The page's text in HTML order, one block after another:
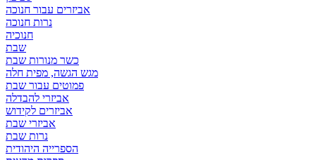
אביזרים עבור חנוכה
נרות חנוכה
חנוכיה
שבת
כשר מנורות שבת
מגש הגשה, מפית חלה
פמוטים עבור שבת
אביזרי להבדלה
אביזרים לקידוש
אביזרי שבת
נרות שבת
הספרייה היהודית